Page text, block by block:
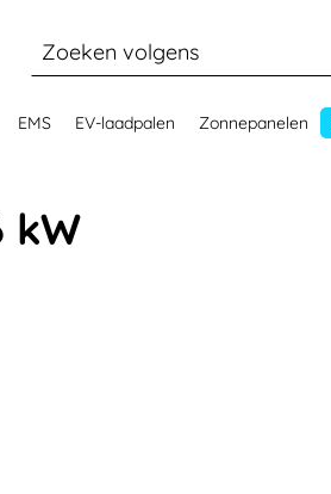
EMS EV-laadpalen Zonnepanelen
kW